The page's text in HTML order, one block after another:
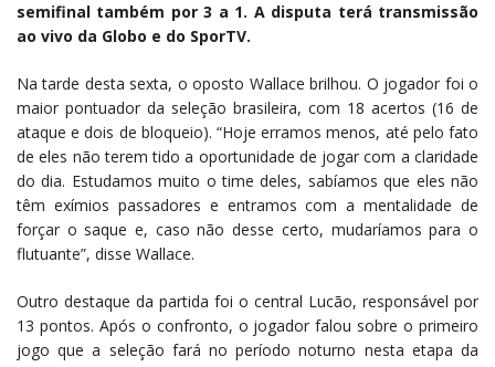
semifinal também por 3 a 1. A disputa terá transmissão
ao vivo da Globo e do SporTV.
Na tarde desta sexta, o oposto Wallace brilhou. O jogador foi o
maior pontuador da seleção brasileira, com 18 acertos (16 de
ataque e dois de bloqueio). “Hoje erramos menos, até pelo fato
de eles não terem tido a oportunidade de jogar com a claridade
do dia. Estudamos muito o time deles, sabíamos que eles não
têm exímios passadores e entramos com a mentalidade de
forçar o saque e, caso não desse certo, mudaríamos para o
flutuante”, disse Wallace.
Outro destaque da partida foi o central Lucão, responsável por
13 pontos. Após o confronto, o jogador falou sobre o primeiro
jogo que a seleção fará no período noturno nesta etapa da